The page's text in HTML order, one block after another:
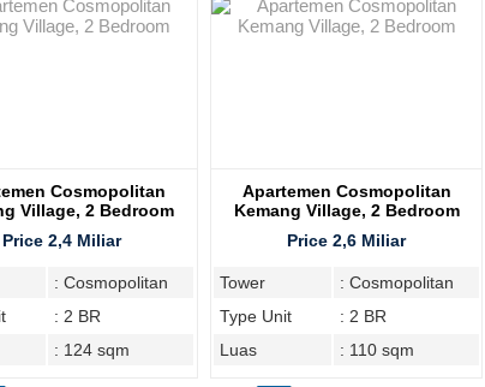
Cosmopolitan
Village, 2 Bedroom
Price 2,4 Miliar
: Cosmopolitan
: 2 BR
: 124 sqm
Apartemen Cosmopolitan
Kemang Village, 2 Bedroom
Price 2,6 Miliar
Tower
: Cosmopolitan
Type Unit
: 2 BR
Luas
: 110 sqm